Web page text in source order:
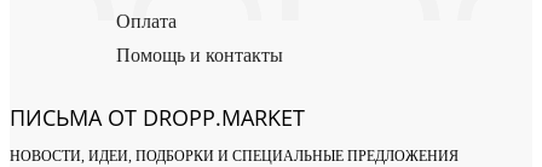
Оплата
Помощь и контакты
ПИСЬМА ОТ DROPP.MARKET
НОВОСТИ, ИДЕИ, ПОДБОРКИ И СПЕЦИАЛЬНЫЕ ПРЕДЛОЖЕНИЯ